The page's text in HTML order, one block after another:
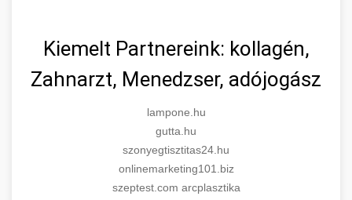
Kiemelt Partnereink: kollagén,
Zahnarzt, Menedzser, adójogász
lampone.hu
gutta.hu
szonyegtisztitas24.hu
onlinemarketing101.biz
szeptest.com arcplasztika